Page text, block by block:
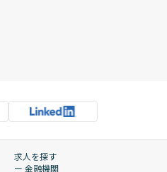
求人を探す
ー 金融機関